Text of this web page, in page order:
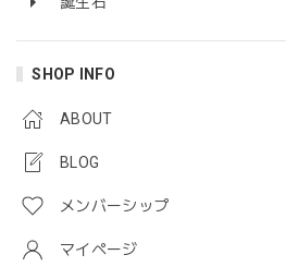
SHOP INFO
ABOUT
BLOG
メンバーシップ
マイページ